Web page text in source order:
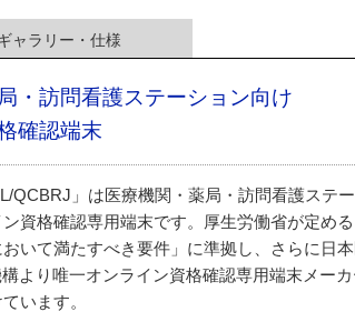
ャラリー・仕様
・訪問看護ステーション向け
確認端末
QCBRJ」は医療機関・薬局・訪問看護ステ
資格確認専用端末です。厚生労働省が定める
おいて満たすべき要件」に準拠し、さらに日
より唯一オンライン資格確認専用端末メーカ
います。